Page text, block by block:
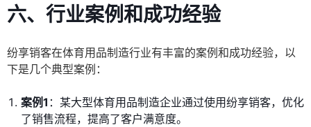
六、行业案例和成功经验
纷享销客在体育用品制造行业有丰富的案例和成功经验，以
下是几个典型案例：
案例1 ：某大型体育用品制造企业通过使用纷享销客，优化
了销售流程，提高了客户满意度。